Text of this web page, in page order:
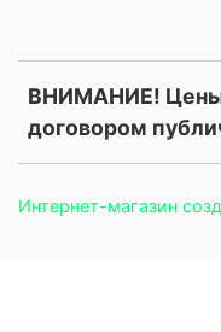
ВНИМАНИЕ! Цены
договором
Интернет-магазин